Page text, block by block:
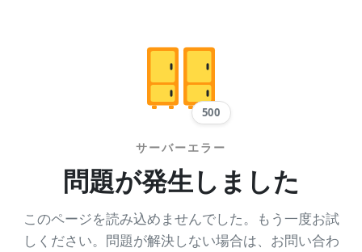
500
サーバーエラー
問題が発生しました
このページを読み込めませんでした。もう一度お試
しください。問題が解決しない場合は、お問い合わ